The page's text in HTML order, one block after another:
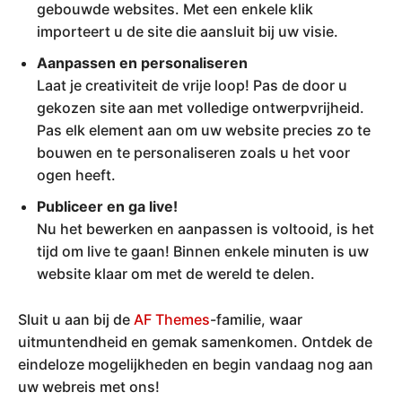
gebouwde websites. Met een enkele klik
importeert u de site die aansluit bij uw visie.
Aanpassen en personaliseren
Laat je creativiteit de vrije loop! Pas de door u
gekozen site aan met volledige ontwerpvrijheid.
Pas elk element aan om uw website precies zo te
bouwen en te personaliseren zoals u het voor
ogen heeft.
Publiceer en ga live!
Nu het bewerken en aanpassen is voltooid, is het
tijd om live te gaan! Binnen enkele minuten is uw
website klaar om met de wereld te delen.
Sluit u aan bij de AF Themes-familie, waar
uitmuntendheid en gemak samenkomen. Ontdek de
eindeloze mogelijkheden en begin vandaag nog aan
uw webreis met ons!